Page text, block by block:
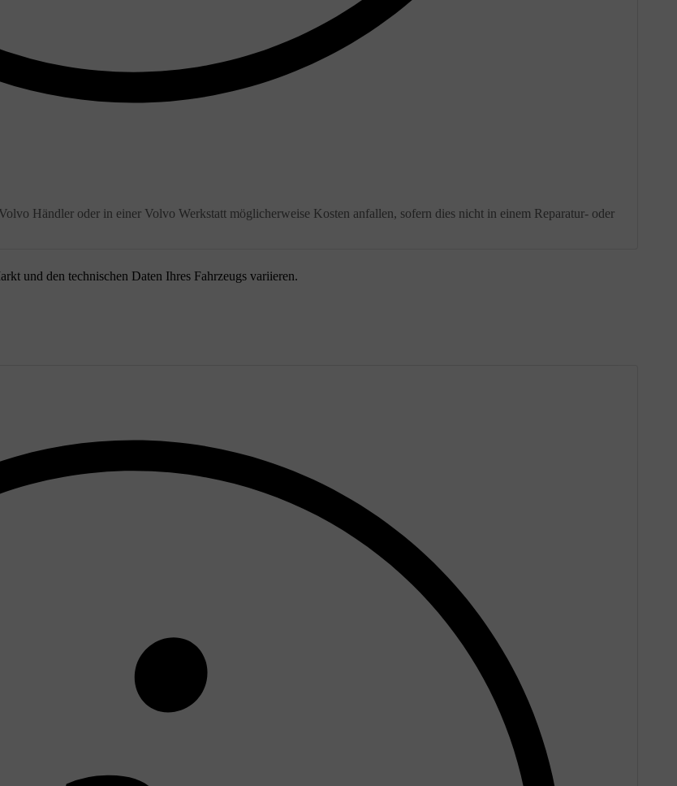
Händler oder in einer Volvo Werkstatt möglicherweise Kosten anfallen, sofern dies nicht in einem Reparatur- oder
und den technischen Daten Ihres Fahrzeugs variieren.